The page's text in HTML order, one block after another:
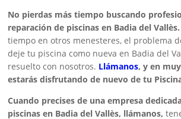
No pierdas más tiempo buscando
reparación de piscinas en Badia del Vallès.
tiempo en otros menesteres, el problema
deje tu piscina como nueva en Badia del
resuelto con nosotros. Llámanos, y en
estarás disfrutando de nuevo de tu
Cuando precises de una empresa
piscinas en Badia del Vallès, llámanos,